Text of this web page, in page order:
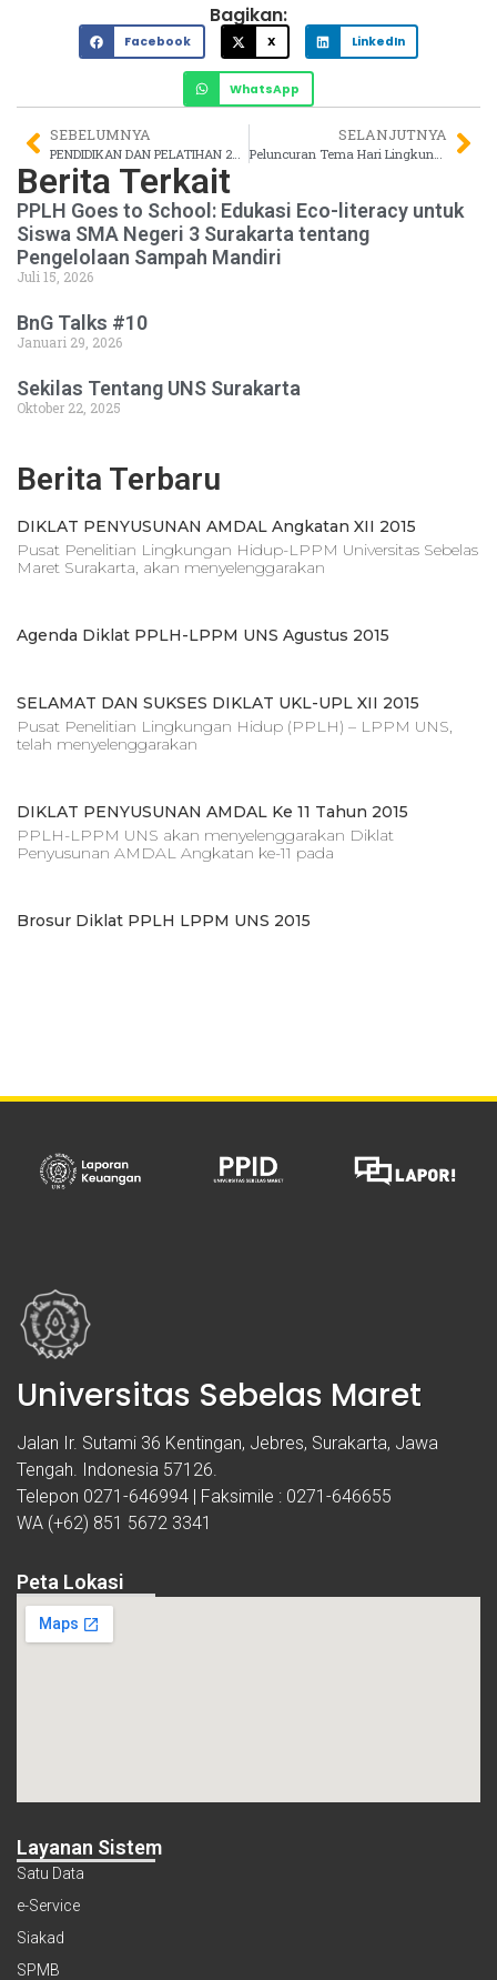
Bagikan:
Facebook X LinkedIn
WhatsApp
SEBELUMNYA SELANJUTNYA
Berita Terkait
PPLH Goes to School: Edukasi Eco-literacy untuk
Siswa SMA Negeri 3 Surakarta tentang
Pengelolaan Sampah Mandiri
Juli 15, 2026
BnG Talks #10
Januari 29, 2026
Sekilas Tentang UNS Surakarta
Oktober 22, 2025
Berita Terbaru
DIKLAT PENYUSUNAN AMDAL Angkatan XII 2015
Pusat Penelitian Lingkungan Hidup-LPPM Universitas Sebelas
Maret Surakarta, akan menyelenggarakan
Agenda Diklat PPLH-LPPM UNS Agustus 2015
SELAMAT DAN SUKSES DIKLAT UKL-UPL XII 2015
Pusat Penelitian Lingkungan Hidup (PPLH) – LPPM UNS,
telah menyelenggarakan
DIKLAT PENYUSUNAN AMDAL Ke 11 Tahun 2015
PPLH-LPPM UNS akan menyelenggarakan Diklat
Penyusunan AMDAL Angkatan ke-11 pada
Brosur Diklat PPLH LPPM UNS 2015
Universitas Sebelas Maret
Jalan Ir. Sutami 36 Kentingan, Jebres, Surakarta, Jawa
Tengah. Indonesia 57126.
Telepon 0271-646994 | Faksimile : 0271-646655
WA (+62) 851 5672 3341
Peta Lokasi
Layanan Sistem
Satu Data
e-Service
Siakad
SPMB